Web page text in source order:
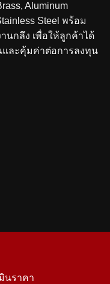
Aluminum
Steel พร้อม
กลึง เพื่อให้ลูกค้าได้
ละคุ้มค่าต่อการลงทุน
นราคา